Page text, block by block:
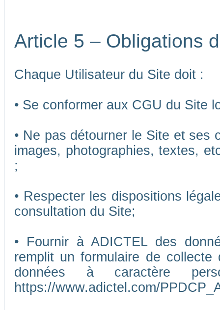
Article 5 – Obligations
Chaque Utilisateur du Site doit :
• Se conformer aux CGU du Site
• Ne pas détourner le Site et ses
images, photographies, textes,
;
• Respecter les dispositions
consultation du Site;
• Fournir à ADICTEL des
remplit un formulaire de
données à caractère
https://www.adictel.com/